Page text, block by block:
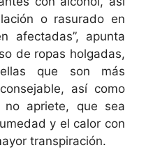
o rasurado en
afectadas”, apunta
de ropas holgadas,
que son más
así como
apriete, que sea
y el calor con
transpiración.